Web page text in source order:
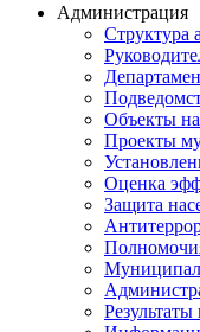
Администрация
Структура
Объекты на
Проекты
Оценка
Защита